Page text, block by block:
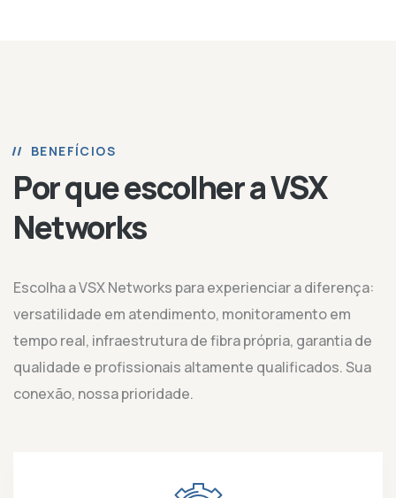
BENEFÍCIOS
Por que escolher a VSX
Networks
Escolha a VSX Networks para experienciar a diferença:
versatilidade em atendimento, monitoramento em
tempo real, infraestrutura de fibra própria, garantia de
qualidade e profissionais altamente qualificados. Sua
conexão, nossa prioridade.